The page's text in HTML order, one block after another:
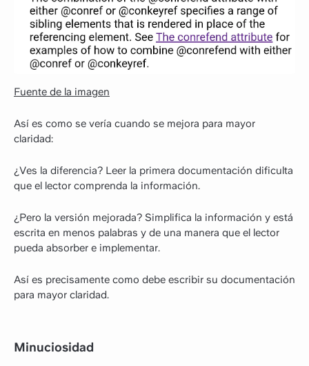
Fuente de la imagen
Así es como se vería cuando se mejora para mayor
claridad:
¿Ves la diferencia? Leer la primera documentación dificulta
que el lector comprenda la información.
¿Pero la versión mejorada? Simplifica la información y está
escrita en menos palabras y de una manera que el lector
pueda absorber e implementar.
Así es precisamente como debe escribir su documentación
para mayor claridad.
Minuciosidad